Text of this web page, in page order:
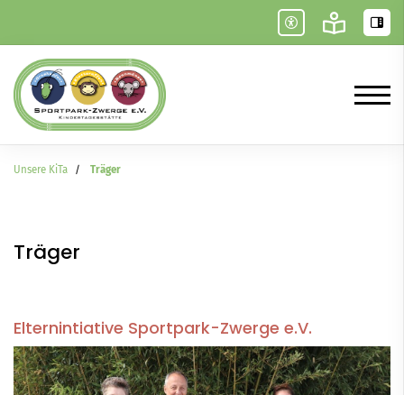
Unsere KiTa Träger
Träger
Elternintiative Sportpark-Zwerge e.V.